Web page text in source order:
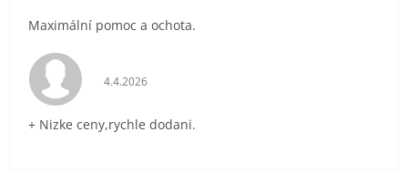
Maximální pomoc a ochota.
Hodnocení obchodu je 5 z 5 hvězdiček.
4.4.2026
+ Nizke ceny,rychle dodani.